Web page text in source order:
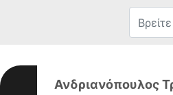
Ανδριανόπουλος